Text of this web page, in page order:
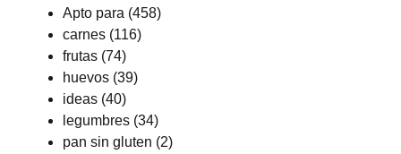
Apto para (458)
carnes (116)
frutas (74)
huevos (39)
ideas (40)
legumbres (34)
pan sin gluten (2)